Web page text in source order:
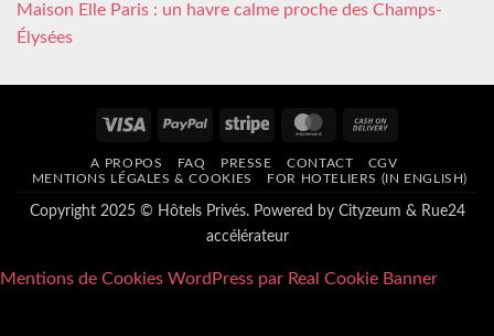
Maison Elle Paris : un havre calme proche des Champs-
Élysées
Visa PayPal Stripe MasterCard
Delivery
A PROPOS FAQ PRESSE CONTACT
CGV
MENTIONS LÉGALES & COOKIES
FOR HOTELIERS (IN ENGLISH)
Copyright 2025 © Hôtels Privés. Powered by Cityzeum & Rue24
accélérateur
Mentions de Cookies WordPress par Real Cookie Banner